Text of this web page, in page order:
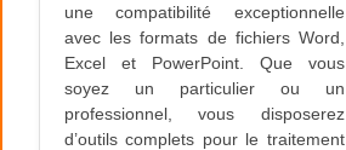
une compatibilité exceptionnelle
avec les formats de fichiers Word,
Excel et PowerPoint. Que vous
soyez un particulier ou un
professionnel, vous disposerez
d’outils complets pour le traitement